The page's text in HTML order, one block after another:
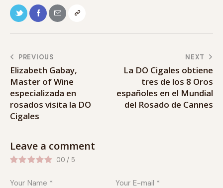
PREVIOUS
Elizabeth Gabay,
Master of Wine
especializada en
rosados visita la DO
Cigales
NEXT
La DO Cigales obtiene
tres de los 8 Oros
españoles en el Mundial
del Rosado de Cannes
Leave a comment
0.0 / 5